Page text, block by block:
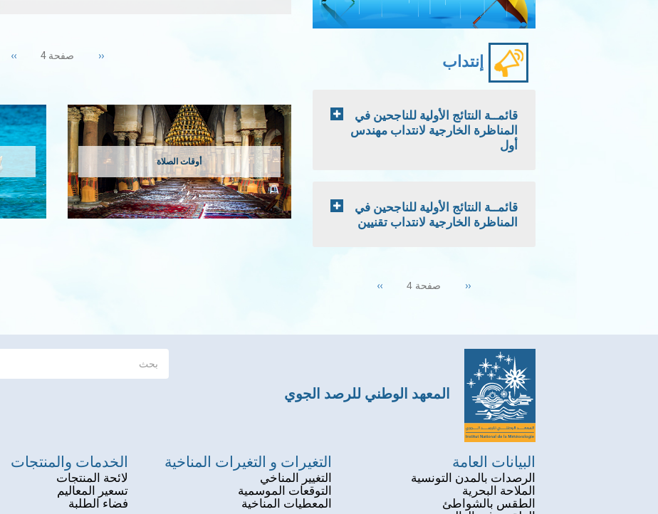
Previous
‹‹ صفحة 4 Next
››
أوقات الصلاة
إنتداب
قائمــة النتائج الأولية للناجحين في
المناظرة الخارجية لانتداب مهندس
أول
قائمــة النتائج الأولية للناجحين في
المناظرة الخارجية لانتداب تقنيين
Previous
‹‹ صفحة 4 Next
››
المعهد الوطني للرصد الجوي
البيانات العامة
الرصدات بالمدن التونسية
الملاحة البحرية
الطقس بالشواطئ
التغيرات و التغيرات المناخية
التغيير المناخي
التوقعات الموسمية
المعطيات المناخية
الخدمات والمنتجات
لائحة المنتجات
تسعير المعاليم
فضاء الطلبة